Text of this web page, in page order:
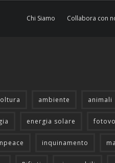
Chi Siamo Collabora con
ambiente animali
energia solare
inquinamento